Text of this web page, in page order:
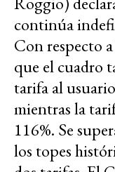
continúa
Con respecto
que el cuadro
tarifa al
mientras la
116%. Se
los topes